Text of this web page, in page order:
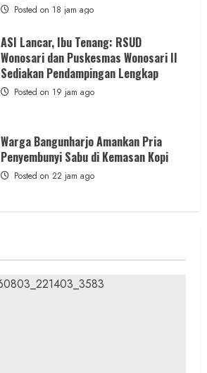
Posted on 18 jam ago
ASI Lancar, Ibu Tenang: RSUD
Wonosari dan Puskesmas Wonosari II
Sediakan Pendampingan Lengkap
Posted on 19 jam ago
Warga Bangunharjo Amankan Pria
Penyembunyi Sabu di Kemasan Kopi
Posted on 22 jam ago